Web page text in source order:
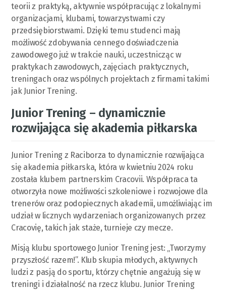
teorii z praktyką, aktywnie współpracując z lokalnymi
organizacjami, klubami, towarzystwami czy
przedsiębiorstwami. Dzięki temu studenci mają
możliwość zdobywania cennego doświadczenia
zawodowego już w trakcie nauki, uczestnicząc w
praktykach zawodowych, zajęciach praktycznych,
treningach oraz wspólnych projektach z firmami takimi
jak Junior Trening.
Junior Trening – dynamicznie
rozwijająca się akademia piłkarska
Junior Trening z Raciborza to dynamicznie rozwijająca
się akademia piłkarska, która w kwietniu 2024 roku
została klubem partnerskim Cracovii. Współpraca ta
otworzyła nowe możliwości szkoleniowe i rozwojowe dla
trenerów oraz podopiecznych akademii, umożliwiając im
udział w licznych wydarzeniach organizowanych przez
Cracovię, takich jak staże, turnieje czy mecze.
Misją klubu sportowego Junior Trening jest: „Tworzymy
przyszłość razem!”. Klub skupia młodych, aktywnych
ludzi z pasją do sportu, którzy chętnie angażują się w
treningi i działalność na rzecz klubu. Junior Trening